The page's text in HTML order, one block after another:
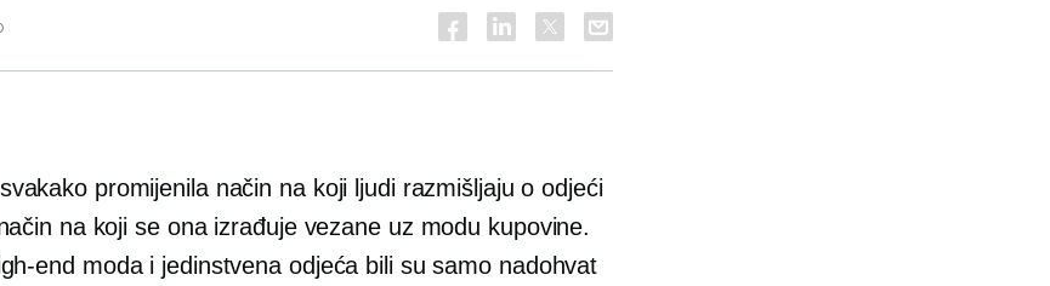
promijenila način na koji ljudi razmišljaju o odjeći
na koji se ona izrađuje vezane uz modu kupovine.
end moda i jedinstvena odjeća bili su samo nadohvat